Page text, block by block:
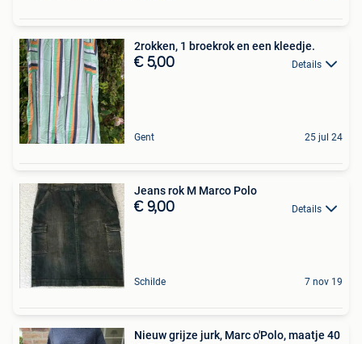
2rokken, 1 broekrok en een kleedje.
€ 5,00 Details
Gent 25 jul 24
Jeans rok M Marco Polo
€ 9,00 Details
Schilde 7 nov 19
Nieuw grijze jurk, Marc o'Polo, maatje 40